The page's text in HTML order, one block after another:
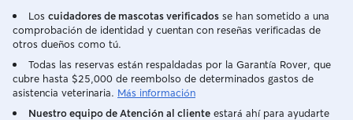
Los cuidadores de mascotas verificados se han sometido a una
comprobación de identidad y cuentan con reseñas verificadas de
otros dueños como tú.
Todas las reservas están respaldadas por la Garantía Rover, que
cubre hasta $25,000 de reembolso de determinados gastos de
asistencia veterinaria. Más información
Nuestro equipo de Atención al cliente estará ahí para ayudarte